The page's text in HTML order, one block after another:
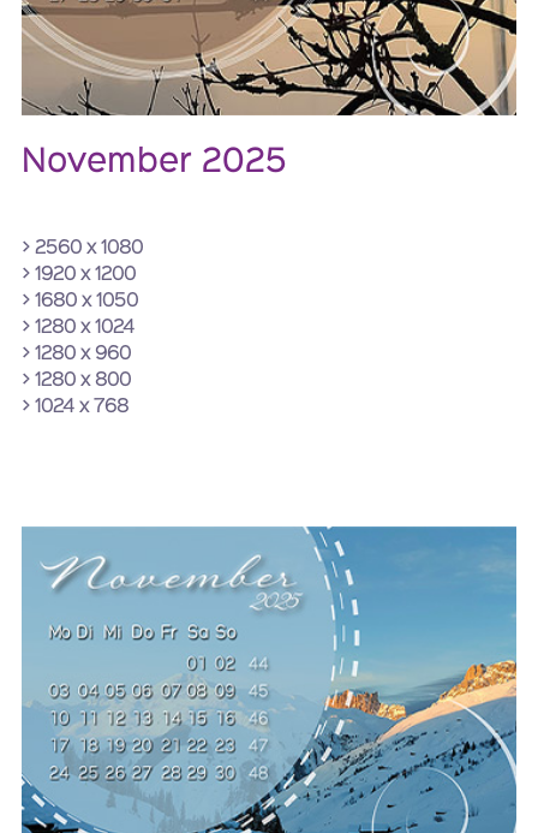
November 2025
> 2560 x 1080
> 1920 x 1200
> 1680 x 1050
> 1280 x 1024
> 1280 x 960
> 1280 x 800
> 1024 x 768